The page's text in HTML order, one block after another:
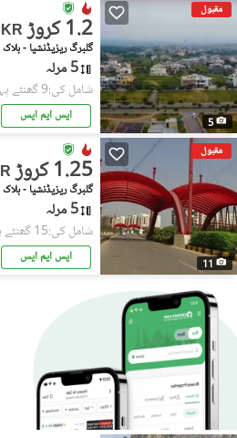
مقبول
5
1.2 کروڑ
گلبرگ ریزیڈنشیا -
5 مرلہ
شامل کی:9 گھنٹے پہل
ایس ایم ایس
مقبول
11
1.25 کروڑ
گلبرگ ریزیڈنشیا -
5 مرلہ
شامل کی:15 گھنٹے پہل
ایس ایم ایس